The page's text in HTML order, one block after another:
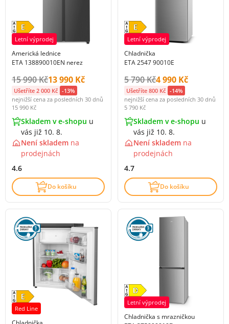
Letní výprodej
Americká lednice
ETA 138890010EN nerez
Původní cena s DPH:
15 990 KčCena s DPH:
13 990 Kč
Ušetříte 2 000 Kč -13%
nejnižší cena za posledních 30 dnů
15 990 Kč
Skladem v e-shopu u
vás již 10. 8.
Není skladem na
prodejnách
4.6
Do košíku
Letní výprodej
Chladnička
ETA 2547 90010E
Původní cena s DPH:
5 790 KčCena s DPH:
4 990 Kč
Ušetříte 800 Kč -14%
nejnižší cena za posledních 30 dnů
5 790 Kč
Skladem v e-shopu u
vás již 10. 8.
Není skladem na
prodejnách
4.7
Do košíku
Red Line
Letní výprodej
Chladnička s mrazničkou